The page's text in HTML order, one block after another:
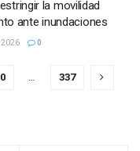
la movilidad
ante inundaciones
2026 0
… 337